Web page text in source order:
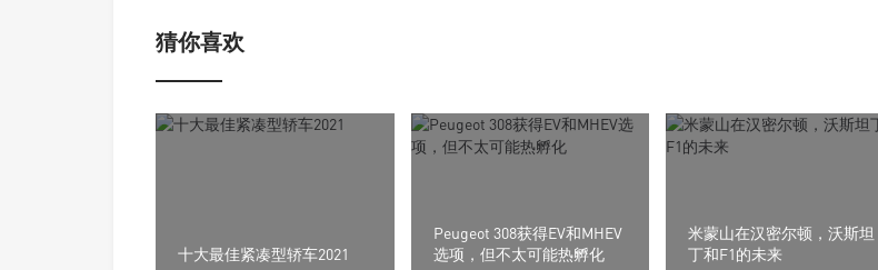
猜你喜欢
十大最佳紧凑型轿车2021
Peugeot 308获得EV和MHEV
选项，但不太可能热孵化
米蒙山在汉密尔顿，沃斯坦
丁和F1的未来